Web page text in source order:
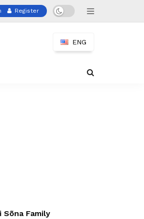
Register
ENG
Family